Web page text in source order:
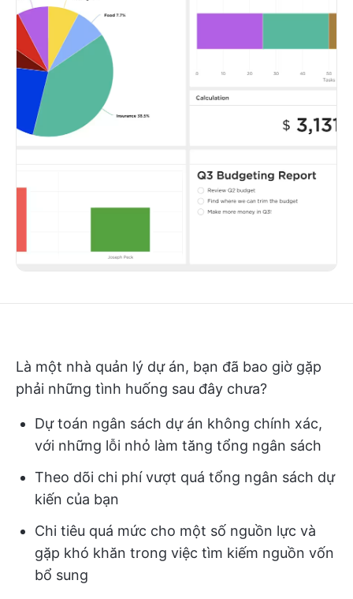
Là một nhà quản lý dự án, bạn đã bao giờ gặp
phải những tình huống sau đây chưa?
Dự toán ngân sách dự án không chính xác,
với những lỗi nhỏ làm tăng tổng ngân sách
Theo dõi chi phí vượt quá tổng ngân sách dự
kiến của bạn
Chi tiêu quá mức cho một số nguồn lực và
gặp khó khăn trong việc tìm kiếm nguồn vốn
bổ sung